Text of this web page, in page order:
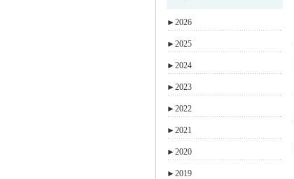
►2026
►2025
►2024
►2023
►2022
►2021
►2020
►2019